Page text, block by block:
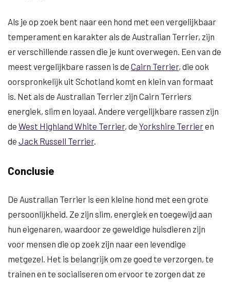
Als je op zoek bent naar een hond met een vergelijkbaar
temperament en karakter als de Australian Terrier, zijn
er verschillende rassen die je kunt overwegen. Een van de
meest vergelijkbare rassen is de Cairn Terrier, die ook
oorspronkelijk uit Schotland komt en klein van formaat
is. Net als de Australian Terrier zijn Cairn Terriers
energiek, slim en loyaal. Andere vergelijkbare rassen zijn
de West Highland White Terrier, de Yorkshire Terrieren
de Jack Russell Terrier.
Conclusie
De Australian Terrier is een kleine hond met een grote
persoonlijkheid. Ze zijn slim, energiek en toegewijd aan
hun eigenaren, waardoor ze geweldige huisdieren zijn
voor mensen die op zoek zijn naar een levendige
metgezel. Het is belangrijk om ze goed te verzorgen, te
trainen en te socialiseren om ervoor te zorgen dat ze